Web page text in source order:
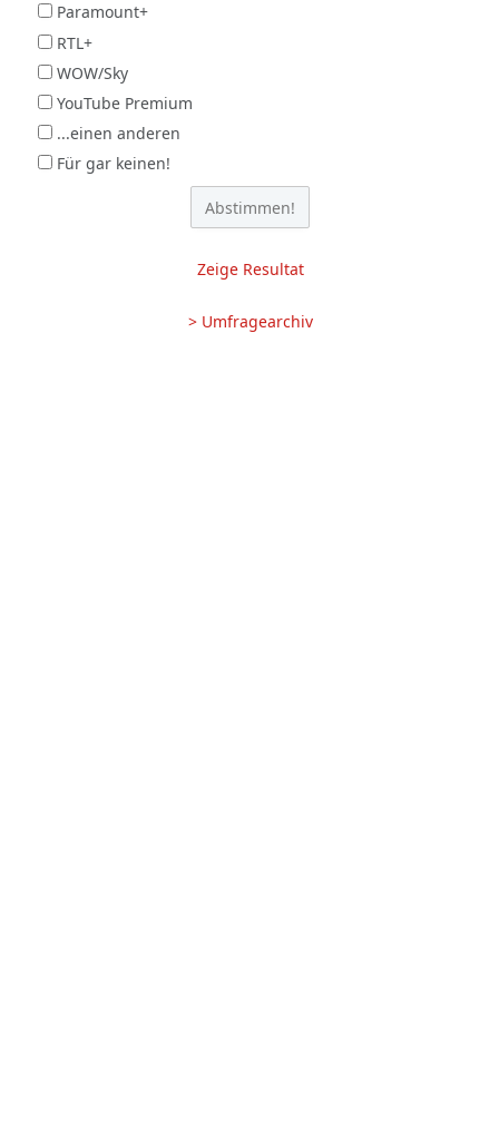
Paramount+
RTL+
WOW/Sky
YouTube Premium
...einen anderen
Für gar keinen!
Zeige Resultat
> Umfragearchiv